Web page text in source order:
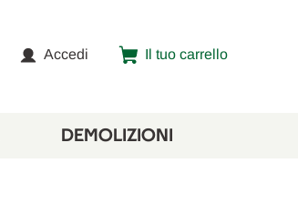
Accedi Il tuo carrello
DEMOLIZIONI